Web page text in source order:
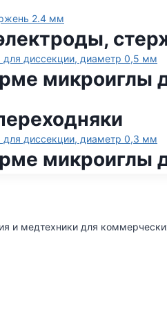
микроиглы
микроиглы
и медтехники для